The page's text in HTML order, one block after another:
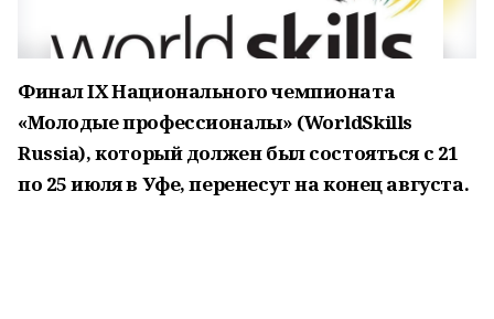
Финал IX Национального чемпионата
«Молодые профессионалы» (WorldSkills
Russia), который должен был состояться с 21
по 25 июля в Уфе, перенесут на конец августа.